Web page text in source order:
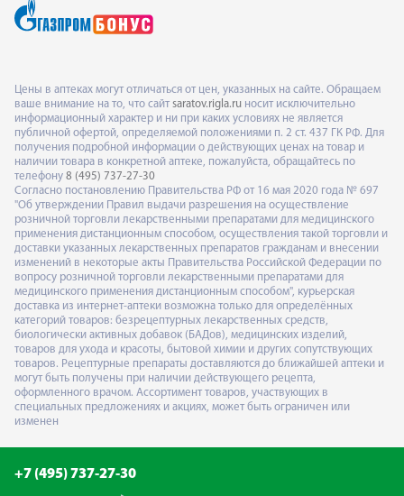
Цены в аптеках могут отличаться от цен, указанных на сайте. Обращаем
ваше внимание на то, что сайт saratov.rigla.ru носит исключительно
информационный характер и ни при каких условиях не является
публичной офертой, определяемой положениями п. 2 ст. 437 ГК РФ. Для
получения подробной информации о действующих ценах на товар и
наличии товара в конкретной аптеке, пожалуйста, обращайтесь по
телефону 8 (495) 737-27-30
Согласно постановлению Правительства РФ от 16 мая 2020 года № 697
"Об утверждении Правил выдачи разрешения на осуществление
розничной торговли лекарственными препаратами для медицинского
применения дистанционным способом, осуществления такой торговли и
доставки указанных лекарственных препаратов гражданам и внесении
изменений в некоторые акты Правительства Российской Федерации по
вопросу розничной торговли лекарственными препаратами для
медицинского применения дистанционным способом", курьерская
доставка из интернет-аптеки возможна только для определённых
категорий товаров: безрецептурных лекарственных средств,
биологически активных добавок (БАДов), медицинских изделий,
товаров для ухода и красоты, бытовой химии и других сопутствующих
товаров. Рецептурные препараты доставляются до ближайшей аптеки и
могут быть получены при наличии действующего рецепта,
оформленного врачом. Ассортимент товаров, участвующих в
специальных предложениях и акциях, может быть ограничен или
изменен
+7 (495) 737-27-30